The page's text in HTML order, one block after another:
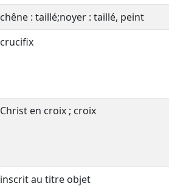
chêne : taillé;noyer : taillé, peint
crucifix
Christ en croix ; croix
inscrit au titre objet